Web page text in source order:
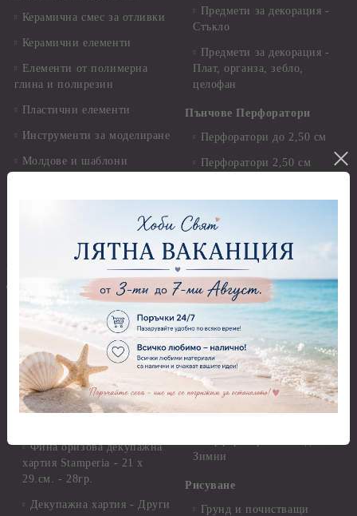
Керамична смес за отливки
Керамични елементи
Елементи от полимерна
глина и полирезин
Пластични елементи
Инструменти за моделиране
Молдове и шаблони
Приложни техники и
Декупажна хартия
Оризова декупажна
хартия А4 - Alchemy of Art -
25-30 гр.
Оризова декупажна хартия
А4 - Itd. Collection - 25-30
Фина оризова декупажна
хартия Stamperia - 21 х
29.см. - 28гр.
Декупажна хартия - Други
Предмети за декорация -
Стъкло
Предмети за декорация -
Плат, органза, зебло,
целофан
Пънчове Перфоратори
Перфоратори до 2,50 см
Перфоратори 2,50 см
Перфоратори Основни
Фигури - кръгове, овали
Перфоратори - Сърца и
звезди
Перфоратори - Цветя, листа
и клонки
Перфоратори - Детски
Перфоратори - Животни
Зимни
Рисуване
Грунд и почистващи